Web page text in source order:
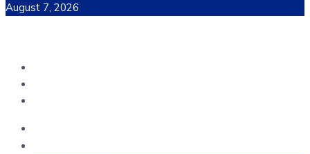
August 7, 2026